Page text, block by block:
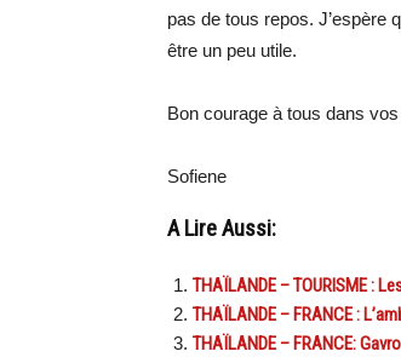
pas de tous repos. J’espère
être un peu utile.
Bon courage à tous dans
Sofiene
A Lire Aussi:
THAÏLANDE – TOURISME :
THAÏLANDE – FRANCE :
THAÏLANDE – FRANCE: